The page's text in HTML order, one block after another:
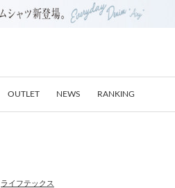
OUTLET NEWS RANKING
ライフテックス